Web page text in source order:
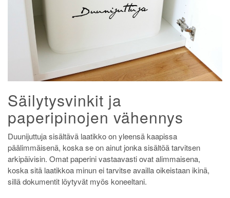
Säilytysvinkit ja
paperipinojen vähennys
Duunijuttuja sisältävä laatikko on yleensä kaapissa
päälimmäisenä, koska se on ainut jonka sisältöä tarvitsen
arkipäivisin. Omat paperini vastaavasti ovat alimmaisena,
koska sitä laatikkoa minun ei tarvitse availla oikeistaan ikinä,
sillä dokumentit löytyvät myös koneeltani.